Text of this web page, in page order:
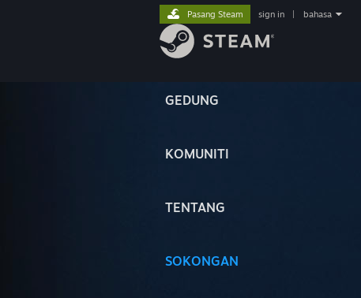
GEDUNG
KOMUNITI
TENTANG
SOKONGAN
Pasang Steam sign in bahasa